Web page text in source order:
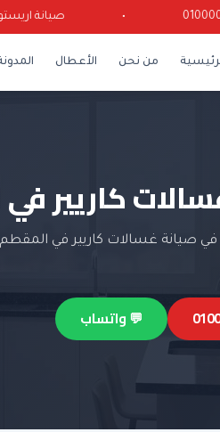
صيانة
من نحن الأعطال
كاريير
صيانة غسالات كاريير في
💬 واتساب